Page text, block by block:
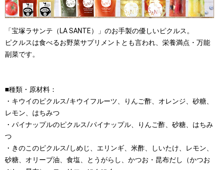
「宝塚ラサンテ（LA SANTE）」のお手製の優しいピクルス。
ピクルスは食べるお野菜サプリメントとも言われ、栄養満点・万能
副菜です。
■種類・原材料：
・キウイのピクルス/キウイフルーツ、りんご酢、オレンジ、砂糖、
レモン、はちみつ
・パイナップルのピクルス/パイナップル、りんご酢、砂糖、はちみ
つ
・きのこのピクルス/しめじ、エリンギ、米酢、しいたけ、レモン、
砂糖、オリーブ油、食塩、とうがらし、かつお・昆布だし（かつお